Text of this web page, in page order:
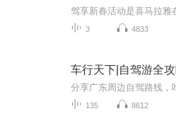
3 4833
车行天下|自驾游全
分享广东周边自驾路线，
135 8612